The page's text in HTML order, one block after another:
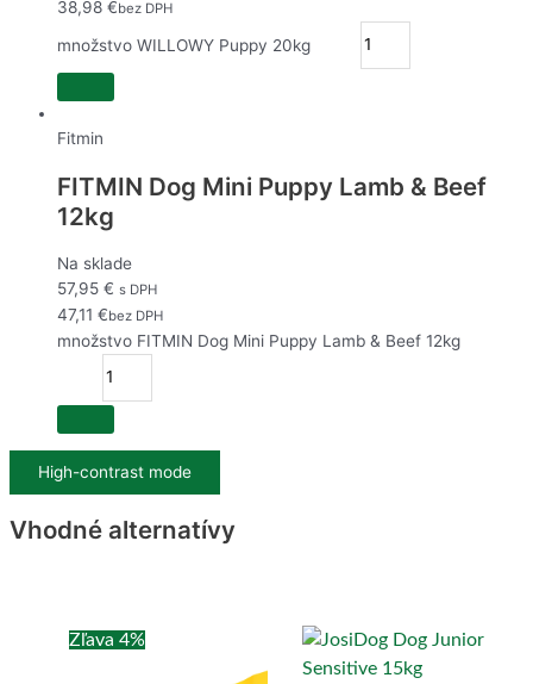
38,98 €bez DPH
množstvo WILLOWY Puppy 20kg
Fitmin
FITMIN Dog Mini Puppy Lamb & Beef
12kg
Na sklade
57,95 € s DPH
47,11 €bez DPH
množstvo FITMIN Dog Mini Puppy Lamb & Beef 12kg
High-contrast mode
Vhodné alternatívy
Zľava 4%